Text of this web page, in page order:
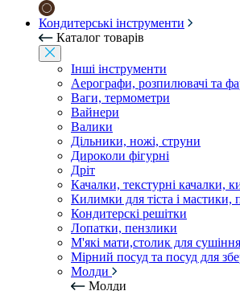
Кондитерські інструменти
Каталог товарів
Інші інструменти
Аерографи, розпилювачі та
Ваги, термометри
Вайнери
Валики
Дільники, ножі, струни
Дироколи фігурні
Дріт
Качалки, текстурні качалки,
Килимки для тіста і мастики,
Кондитерскі решітки
Лопатки, пензлики
М'які мати,столик для
Мірний посуд та посуд для
Молди
Молди